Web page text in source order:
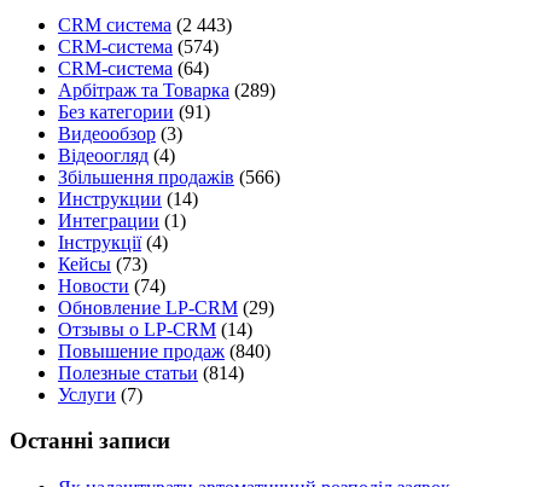
CRM система (2 443)
CRM-система (574)
CRM-система (64)
Арбітраж та Товарка (289)
Без категории (91)
Видеообзор (3)
Відеоогляд (4)
Збільшення продажів (566)
Инструкции (14)
Интеграции (1)
Інструкції(4)
Кейсы (73)
Новости (74)
Обновление LP-CRM (29)
Отзывы о LP-CRM (14)
Повышение продаж (840)
Полезные статьи (814)
Услуги (7)
Останні записи